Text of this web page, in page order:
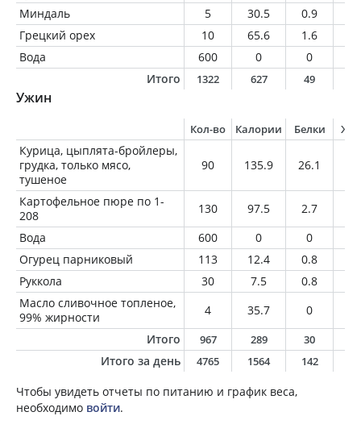
Миндаль 5 30.5 0.9
Грецкий орех
10 65.6 1.6
Вода
600 0 0
Итого
1322 627 49
Ужин
Кол-во Калории Белки
Курица, цыплята-бройлеры,
грудка, только мясо,
тушеное
90 135.9 26.1
Картофельное пюре по 1-
208
130 97.5 2.7
Вода
600 0 0
Огурец парниковый
113 12.4 0.8
Руккола
30 7.5 0.8
Масло сливочное топленое,
99% жирности
4 35.7 0
Итого
967 289 30
Итого за день 4765 1564 142
Чтобы увидеть отчеты по питанию и график веса,
необходимо войти.